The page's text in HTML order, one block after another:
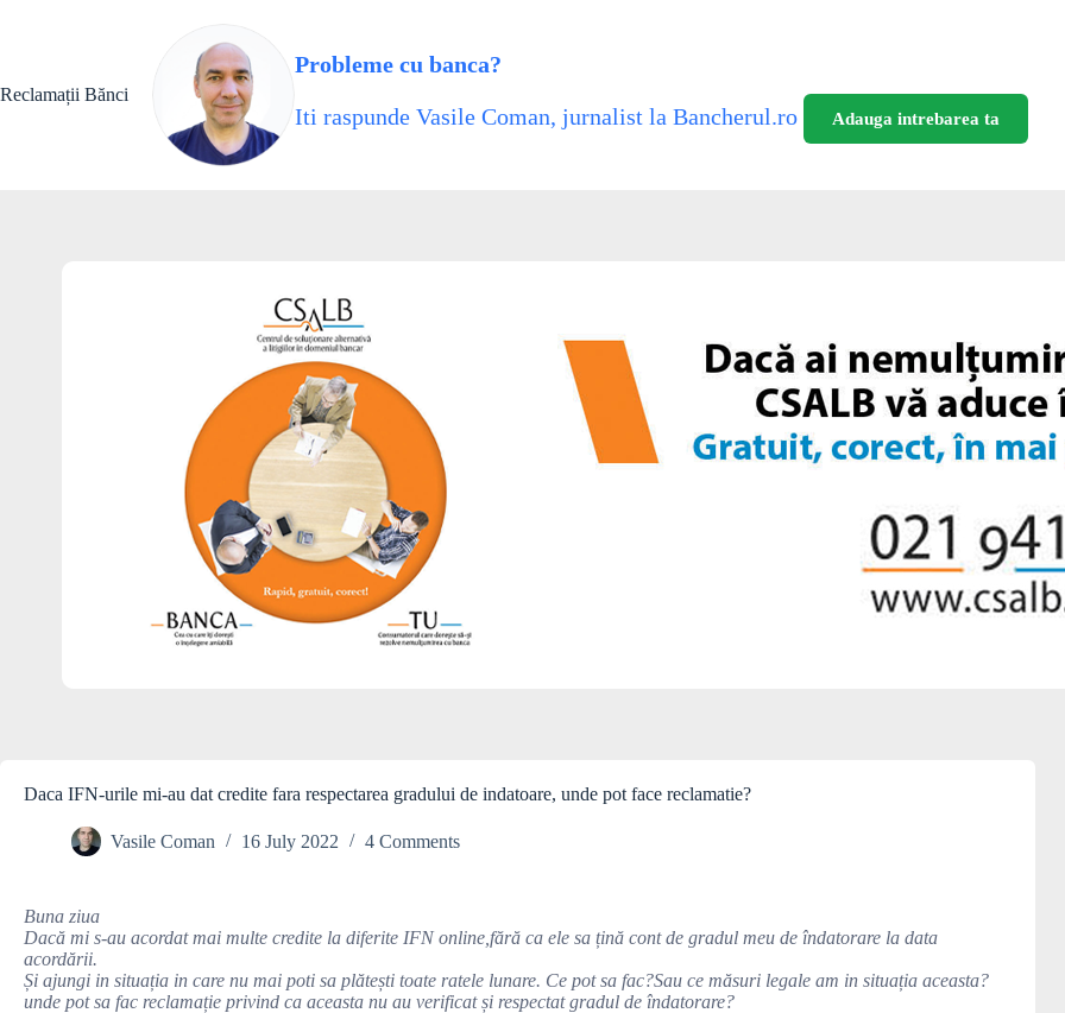
Reclamații Bănci
Probleme cu banca?
Iti raspunde Vasile Coman, jurnalist la Bancherul.ro
Adauga intrebarea ta
Daca IFN-urile mi-au dat credite fara respectarea gradului de indatoare, unde pot face reclamatie?
Vasile Coman 16 July 2022 4 Comments
Buna ziua
Dacă mi s-au acordat mai multe credite la diferite IFN online,fără ca ele sa țină cont de gradul meu de îndatorare la data
acordării.
Și ajungi in situația in care nu mai poti sa plătești toate ratele lunare. Ce pot sa fac?Sau ce măsuri legale am in situația aceasta?
unde pot sa fac reclamație privind ca aceasta nu au verificat și respectat gradul de îndatorare?